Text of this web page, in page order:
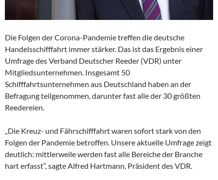
Die Folgen der Corona-Pandemie treffen die deutsche
Handelsschifffahrt immer stärker. Das ist das Ergebnis einer
Umfrage des Verband Deutscher Reeder (VDR) unter
Mitgliedsunternehmen. Insgesamt 50
Schifffahrtsunternehmen aus Deutschland haben an der
Befragung teilgenommen, darunter fast alle der 30 größten
Reedereien.
„Die Kreuz- und Fährschifffahrt waren sofort stark von den
Folgen der Pandemie betroffen. Unsere aktuelle Umfrage zeigt
deutlich: mittlerweile werden fast alle Bereiche der Branche
hart erfasst“, sagte Alfred Hartmann, Präsident des VDR.